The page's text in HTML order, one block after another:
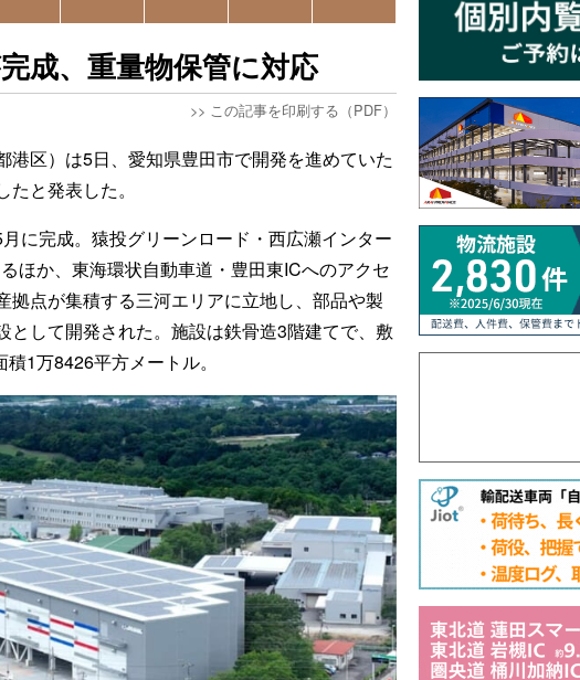
成、重量物保管に対応
>> この記事を印刷する（PDF）
港区）は5日、愛知県豊田市で開発を進めていた
と発表した。
に完成。猿投グリーンロード・西広瀬インター
ほか、東海環状自動車道・豊田東ICへのアクセ
拠点が集積する三河エリアに立地し、部品や製
として開発された。施設は鉄骨造3階建てで、敷
1万8426平方メートル。